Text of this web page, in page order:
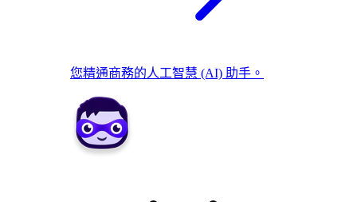
您精通商務的人工智慧 (AI) 助手。